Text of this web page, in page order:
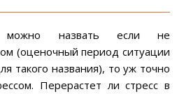
назвать если не
(оценочный период ситуации
такого названия), то уж точно
Перерастет ли стресс в